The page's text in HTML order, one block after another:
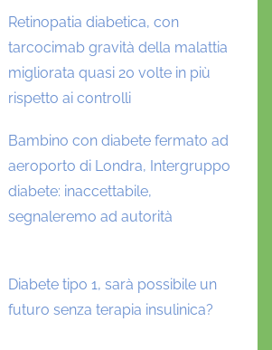
Retinopatia diabetica, con
tarcocimab gravità della malattia
migliorata quasi 20 volte in più
rispetto ai controlli
Bambino con diabete fermato ad
aeroporto di Londra, Intergruppo
diabete: inaccettabile,
segnaleremo ad autorità
Diabete tipo 1, sarà possibile un
futuro senza terapia insulinica?